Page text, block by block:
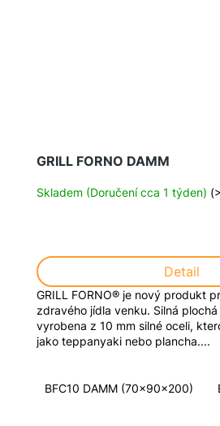
GRILL FORNO DAMM
Skladem (Doručení cca 1 týden)
Detail
GRILL FORNO® je nový produkt
zdravého jídla venku. Silná
vyrobena z 10 mm silné oceli,
jako teppanyaki nebo plancha....
BFC10 DAMM (70x90x200)